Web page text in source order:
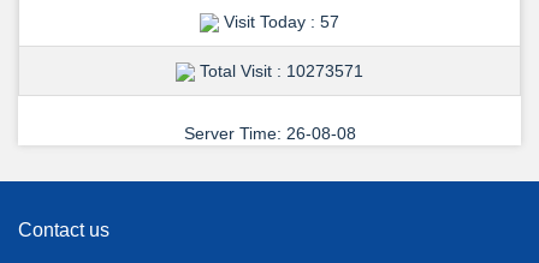
Visit Today : 57
Total Visit : 10273571
Server Time: 26-08-08
Contact us